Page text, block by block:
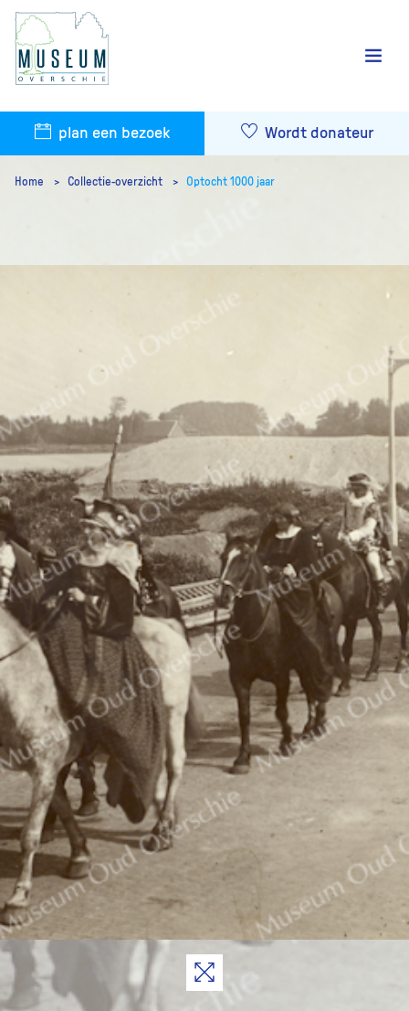
plan een bezoek Wordt donateur
Home Collectie-overzicht Optocht 1000 jaar